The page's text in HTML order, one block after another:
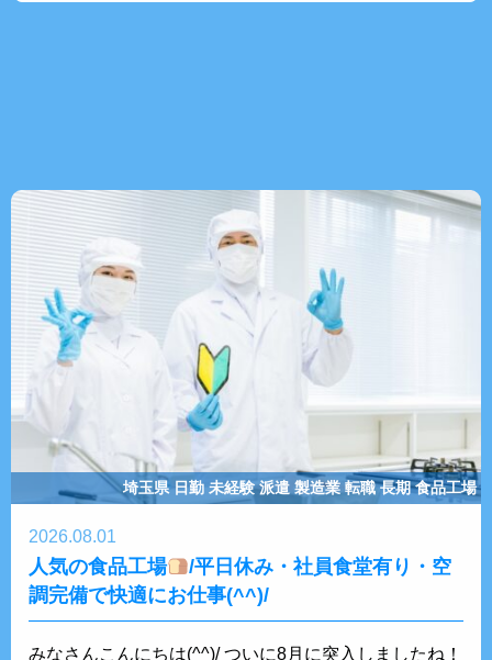
埼玉県日勤 未経験派遣 製造業 転職長期食品工場
2026.08.01
人気の食品工場
/平日休み・社員食堂有り・空
調完備で快適にお仕事(^^)/
みなさんこんにちは(^^)/ ついに8月に突入しましたね！